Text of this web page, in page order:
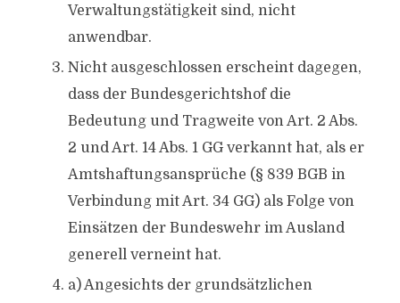
Verwaltungstätigkeit sind, nicht
anwendbar.
Nicht ausgeschlossen erscheint dagegen,
dass der Bundesgerichtshof die
Bedeutung und Tragweite von Art. 2 Abs.
2 und Art. 14 Abs. 1 GG verkannt hat, als er
Amtshaftungsansprüche (§ 839 BGB in
Verbindung mit Art. 34 GG) als Folge von
Einsätzen der Bundeswehr im Ausland
generell verneint hat.
a) Angesichts der grundsätzlichen